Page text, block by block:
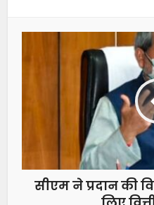
सीएम ने प्रदान की